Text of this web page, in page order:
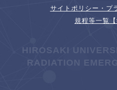
サイトポリシー・プ
規程等一覧【
HIROSAKI
RADIATION